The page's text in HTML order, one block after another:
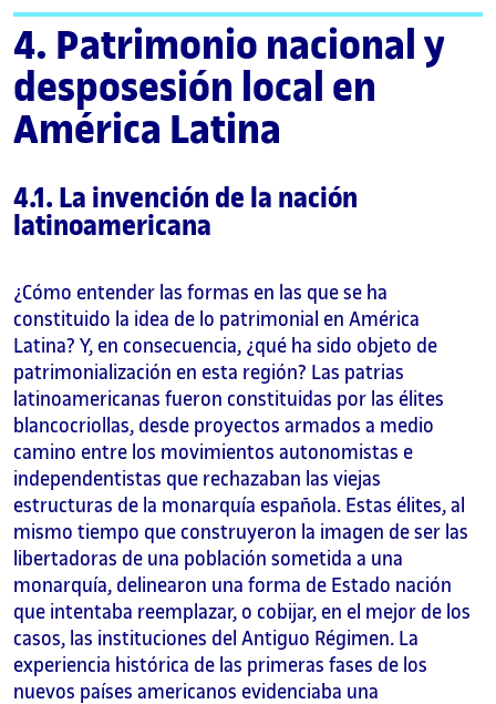
4. Patrimonio nacional y
desposesión local en
América Latina
4.1. La invención de la nación
latinoamericana
¿Cómo entender las formas en las que se ha
constituido la idea de lo patrimonial en América
Latina? Y, en consecuencia, ¿qué ha sido objeto de
patrimonialización en esta región? Las patrias
latinoamericanas fueron constituidas por las élites
blancocriollas, desde proyectos armados a medio
camino entre los movimientos autonomistas e
independentistas que rechazaban las viejas
estructuras de la monarquía española. Estas élites, al
mismo tiempo que construyeron la imagen de ser las
libertadoras de una población sometida a una
monarquía, delinearon una forma de Estado nación
que intentaba reemplazar, o cobijar, en el mejor de los
casos, las instituciones del Antiguo Régimen. La
experiencia histórica de las primeras fases de los
nuevos países americanos evidenciaba una